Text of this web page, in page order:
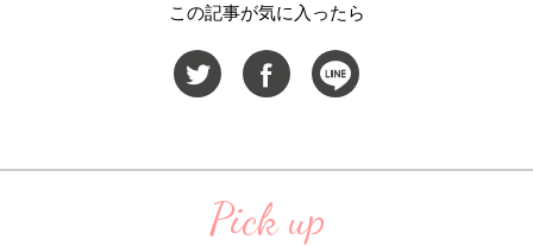
この記事が気に入ったら
Pick up